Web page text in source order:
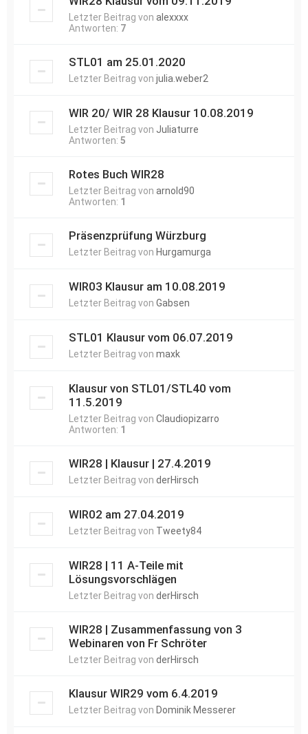
Letzter Beitrag von alexxxx
Antworten: 7
STL01 am 25.01.2020
Letzter Beitrag von julia.weber2
WIR 20/ WIR 28 Klausur 10.08.2019
Letzter Beitrag von Juliaturre
Antworten: 5
Rotes Buch WIR28
Letzter Beitrag von arnold90
Antworten: 1
Präsenzprüfung Würzburg
Letzter Beitrag von Hurgamurga
WIR03 Klausur am 10.08.2019
Letzter Beitrag von Gabsen
STL01 Klausur vom 06.07.2019
Letzter Beitrag von maxk
Klausur von STL01/STL40 vom
11.5.2019
Letzter Beitrag von Claudiopizarro
Antworten: 1
WIR28 | Klausur | 27.4.2019
Letzter Beitrag von derHirsch
WIR02 am 27.04.2019
Letzter Beitrag von Tweety84
WIR28 | 11 A-Teile mit
Lösungsvorschlägen
Letzter Beitrag von derHirsch
WIR28 | Zusammenfassung von 3
Webinaren von Fr Schröter
Letzter Beitrag von derHirsch
Klausur WIR29 vom 6.4.2019
Letzter Beitrag von Dominik Messerer